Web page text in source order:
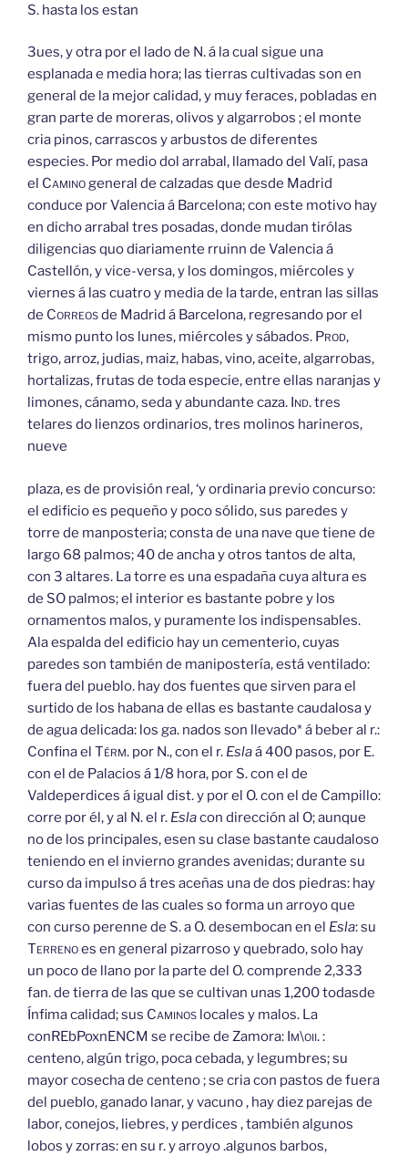
S. hasta los estan
3ues, y otra por el lado de N. á la cual sigue una
esplanada e media hora; las tierras cultivadas son en
general de la mejor calidad, y muy feraces, pobladas en
gran parte de moreras, olivos y algarrobos ; el monte
cria pinos, carrascos y arbustos de diferentes
especies. Por medio dol arrabal, llamado del Valí, pasa
el Caminogeneral de calzadas que desde Madrid
conduce por Valencia á Barcelona; con este motivo hay
en dicho arrabal tres posadas, donde mudan tirólas
diligencias quo diariamente rruinn de Valencia á
Castellón, y vice-versa, y los domingos, miércoles y
viernes á las cuatro y media de la tarde, entran las sillas
de Correosde Madrid á Barcelona, regresando por el
mismo punto los lunes, miércoles y sábados. Prod,
trigo, arroz, judias, maiz, habas, vino, aceite, algarrobas,
hortalizas, frutas de toda especie, entre ellas naranjas y
limones, cánamo, seda y abundante caza. Ind.tres
telares do lienzos ordinarios, tres molinos harineros,
nueve
plaza, es de provisión real, ‘y ordinaria previo concurso:
el edificio es pequeño y poco sólido, sus paredes y
torre de manposteria; consta de una nave que tiene de
largo 68 palmos; 40 de ancha y otros tantos de alta,
con 3 altares. La torre es una espadaña cuya altura es
de SO palmos; el interior es bastante pobre y los
ornamentos malos, y puramente los indispensables.
Ala espalda del edificio hay un cementerio, cuyas
paredes son también de manipostería, está ventilado:
fuera del pueblo. hay dos fuentes que sirven para el
surtido de los habana de ellas es bastante caudalosa y
de agua delicada: los ga. nados son llevado* á beber al r.:
Confina el Térm. por N., con el r. Eslaá 400 pasos, por E.
con el de Palacios á 1/8 hora, por S. con el de
Valdeperdices á igual dist. y por el O. con el de Campillo:
corre por él, y al N. el r. Eslacon dirección al O; aunque
no de los principales, esen su clase bastante caudaloso
teniendo en el invierno grandes avenidas; durante su
curso da impulso á tres aceñas una de dos piedras: hay
varias fuentes de las cuales so forma un arroyo que
con curso perenne de S. a O. desembocan en el Esla: su
Terrenoes en general pizarroso y quebrado, solo hay
un poco de llano por la parte del O. comprende 2,333
fan. de tierra de las que se cultivan unas 1,200 todasde
Ínfima calidad; sus Caminos locales y malos. La
conREbPoxnENCM se recibe de Zamora: Im\oii.:
centeno, algún trigo, poca cebada, y legumbres; su
mayor cosecha de centeno ; se cria con pastos de fuera
del pueblo, ganado lanar, y vacuno , hay diez parejas de
labor, conejos, liebres, y perdices , también algunos
lobos y zorras: en su r. y arroyo .algunos barbos,